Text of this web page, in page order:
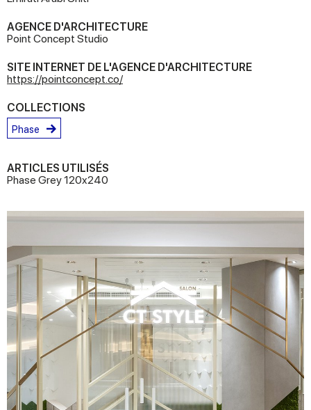
AGENCE D'ARCHITECTURE
Point Concept Studio
SITE INTERNET DE L'AGENCE D'ARCHITECTURE
https://pointconcept.co/
COLLECTIONS
Phase
ARTICLES UTILISÉS
Phase Grey 120x240